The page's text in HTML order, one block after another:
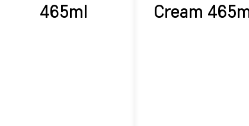
465ml
Cream